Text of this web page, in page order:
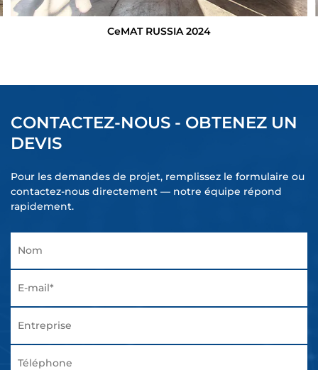
CeMAT RUSSIA 2024
CONTACTEZ-NOUS - OBTENEZ UN
DEVIS
Pour les demandes de projet, remplissez le formulaire ou
contactez-nous directement — notre équipe répond
rapidement.